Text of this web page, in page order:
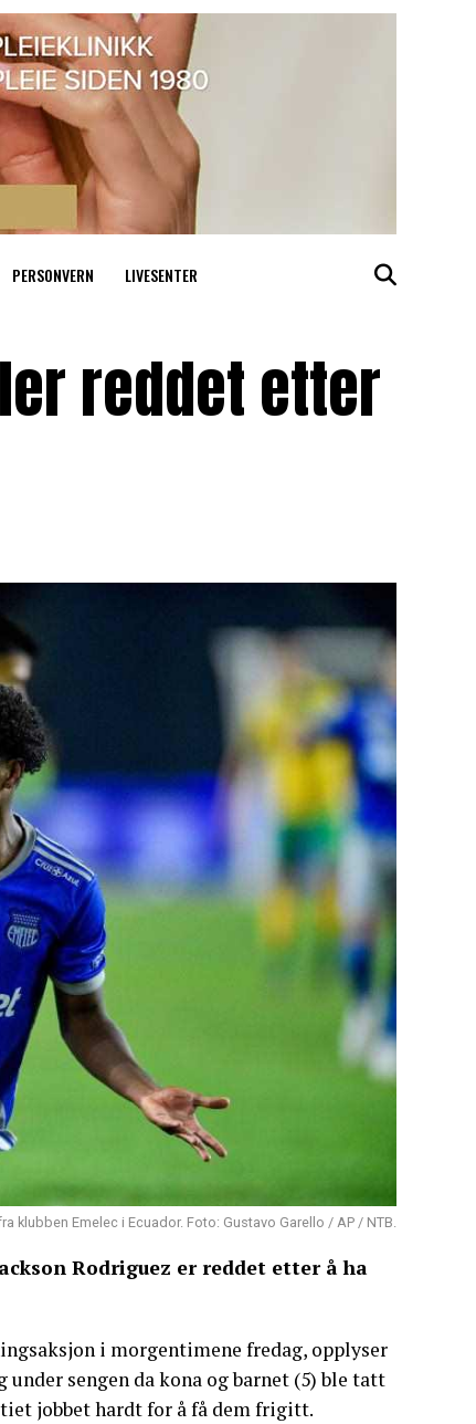
PERSONVERN LIVESENTER
reddet etter
klubben Emelec i Ecuador. Foto: Gustavo Garello / AP / NTB.
Rodriguez er reddet etter å ha
i morgentimene fredag, opplyser
sengen da kona og barnet (5) ble tatt
jobbet hardt for å få dem frigitt.